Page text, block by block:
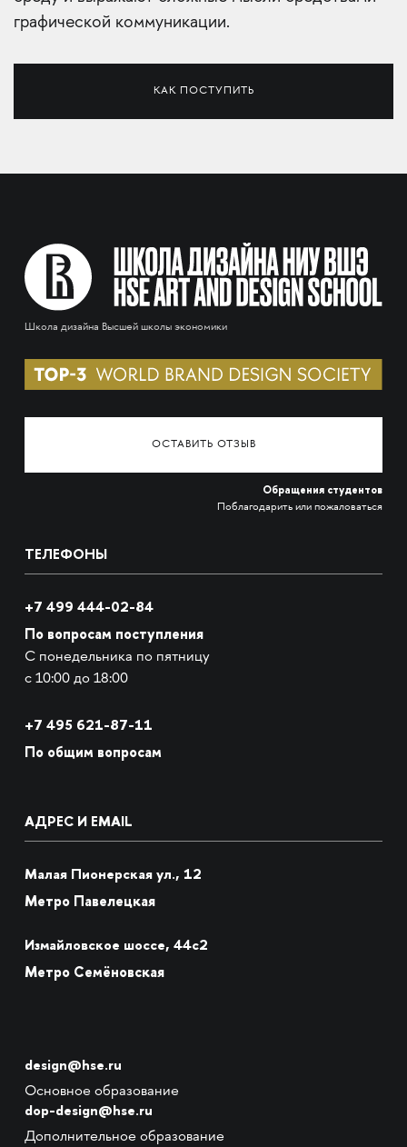
графической коммуникации.
КАК ПОСТУПИТЬ
Школа дизайна Высшей школы экономики
ОСТАВИТЬ ОТЗЫВ
Обращения студентов
Поблагодарить или пожаловаться
ТЕЛЕФОНЫ
+7 499 444-02-84
По вопросам поступления
С понедельника по пятницу
с 10:00 до 18:00
+7 495 621-87-11
По общим вопросам
АДРЕС И EMAIL
Малая Пионерская ул., 12
Метро Павелецкая
Измайловское шоссе, 44с2
Метро Семёновская
design@hse.ru
Основное образование
dop-design@hse.ru
Дополнительное образование